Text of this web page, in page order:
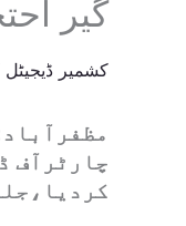
گیر
کشمیر ڈیجیٹل
چارٹرآف